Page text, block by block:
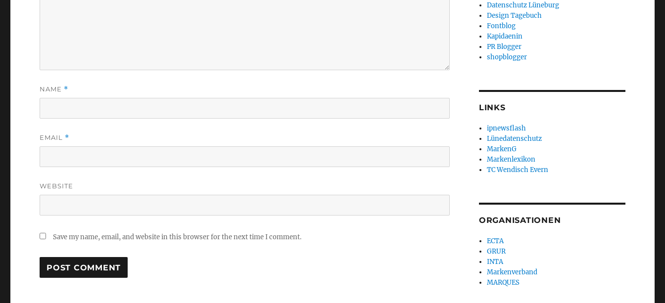
NAME *
EMAIL *
WEBSITE
Save my name, email, and website in this browser for the next time I comment.
Datenschutz Lüneburg
Design Tagebuch
Fontblog
Kapidaenin
PR Blogger
shopblogger
LINKS
ipnewsflash
Lünedatenschutz
MarkenG
Markenlexikon
TC Wendisch Evern
ORGANISATIONEN
ECTA
GRUR
INTA
Markenverband
MARQUES